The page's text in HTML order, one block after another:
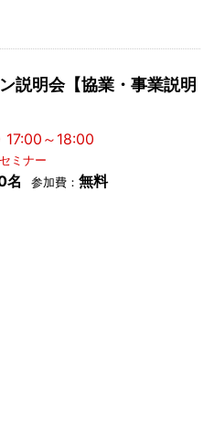
説明会【協業・事業説明
～18:00
ミナー
名 参加費： 無料